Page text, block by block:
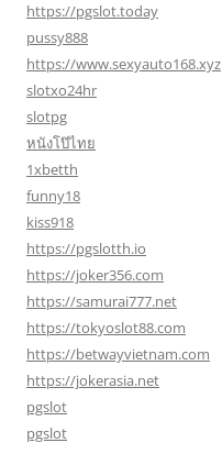
https://pgslot.today
pussy888
https://www.sexyauto168.xyz
slotxo24hr
slotpg
หนังโป๊ไทย
1xbetth
funny18
kiss918
https://pgslotth.io
https://joker356.com
https://samurai777.net
https://tokyoslot88.com
https://betwayvietnam.com
https://jokerasia.net
pgslot
pgslot